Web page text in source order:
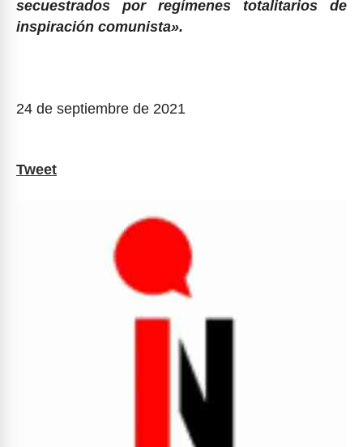
secuestrados por regímenes totalitarios de
inspiración comunista».
24 de septiembre de 2021
Tweet